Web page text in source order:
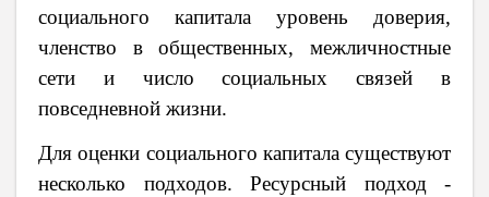
социального капитала уровень доверия,
членство в общественных, межличностные
сети и число социальных связей в
повседневной жизни.
Для оценки социального капитала существуют
несколько подходов. Ресурсный подход -